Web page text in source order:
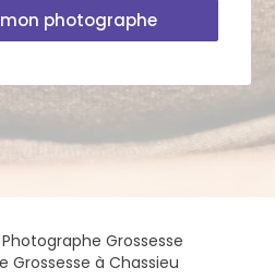
photographe
Photographe Grossesse
Grossesse à Chassieu